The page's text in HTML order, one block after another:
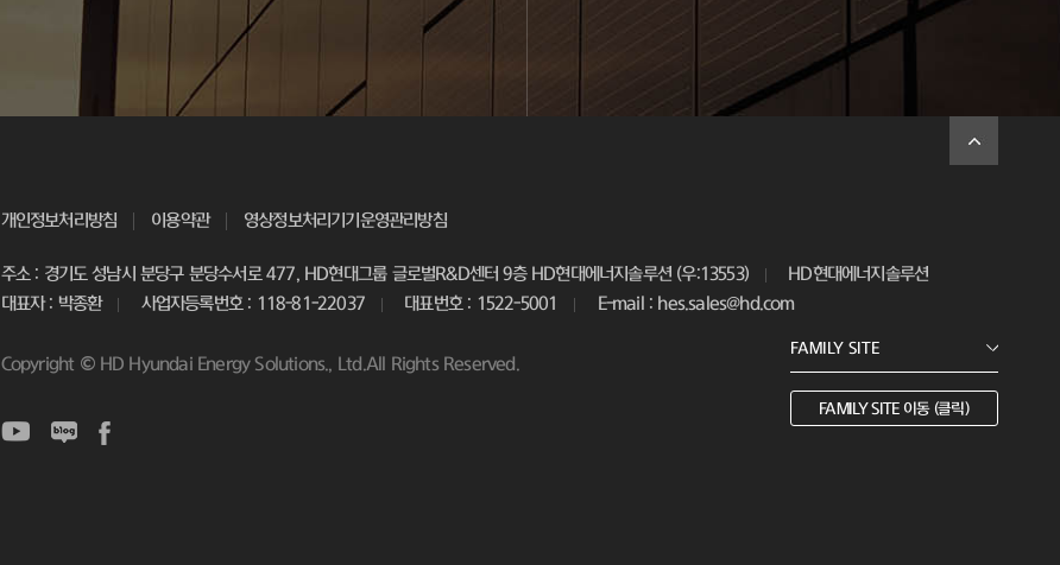
개인정보처리방침 이용약관 영상정보처리기기운영관리방침
주소 : 경기도 성남시 분당구 분당수서로 477, HD현대그룹 글로벌R&D센터 9층 HD현대에너지솔루션 (우:13553)
HD현대에너지솔루션
대표자 : 박종환
사업자등록번호 : 118-81-22037 대표번호 : 1522-5001 E-mail : hes.sales@hd.com
Copyright © HD Hyundai Energy Solutions., Ltd.All Rights Reserved.
FAMILY SITE 이동 (클릭)